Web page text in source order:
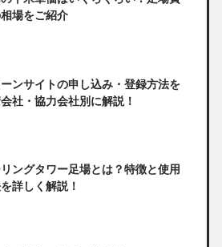
場をご紹介
ンサイトの申し込み・登録方法を
社・協力会社別に解説！
ングタワー足場とは？特徴と使用
詳しく解説！